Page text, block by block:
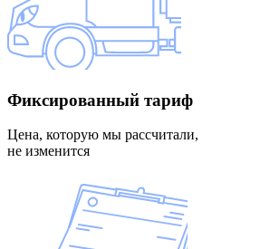
Фиксированный тариф
Цена, которую мы рассчитали,
не изменится